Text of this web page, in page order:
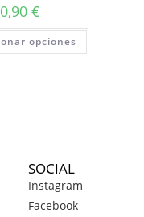
0,90 €
opciones
SOCIAL
Instagram
Facebook